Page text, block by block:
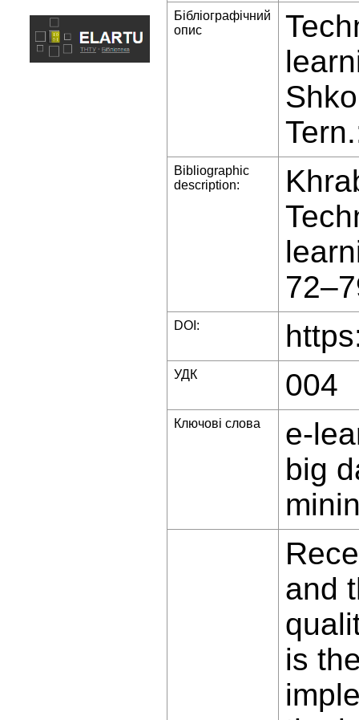
Бібліографічний
опис
Bibliographic
description:
DOI:
УДК 004
Ключові слова
e-
big
and
is